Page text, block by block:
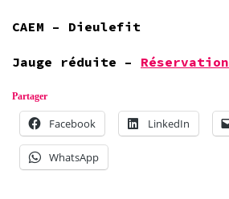
CAEM – Dieulefit
Jauge réduite – Réservation
Partager
Facebook LinkedIn
WhatsApp